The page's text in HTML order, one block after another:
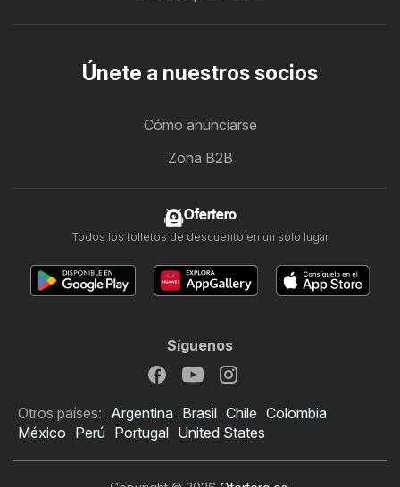
Únete a nuestros socios
Cómo anunciarse
Zona B2B
Ofertero
Todos los folletos de descuento en un solo lugar
Síguenos
Otros países: Argentina Brasil Chile Colombia
México Perú Portugal United States